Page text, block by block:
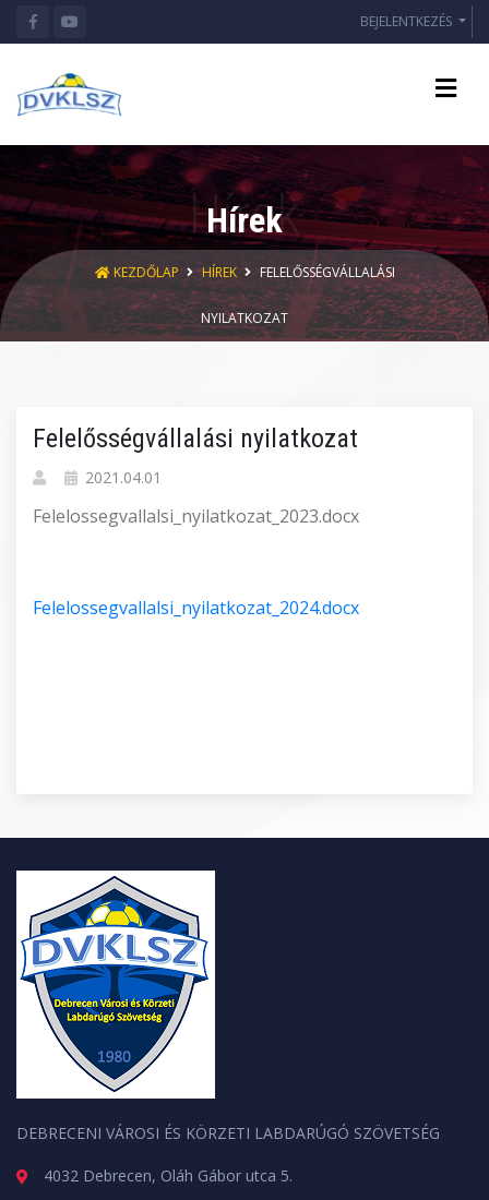
BEJELENTKEZÉS
Hírek
KEZDŐLAP HÍREK FELELŐSSÉGVÁLLALÁSI
NYILATKOZAT
Felelősségvállalási nyilatkozat
2021.04.01
Felelossegvallalsi_nyilatkozat_2023.docx
Felelossegvallalsi_nyilatkozat_2024.docx
DEBRECENI VÁROSI ÉS KÖRZETI LABDARÚGÓ SZÖVETSÉG
4032 Debrecen, Oláh Gábor utca 5.